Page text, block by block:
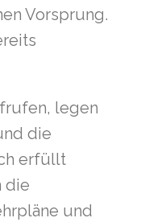
Vorsprung.
legen
die
erfüllt
die
und